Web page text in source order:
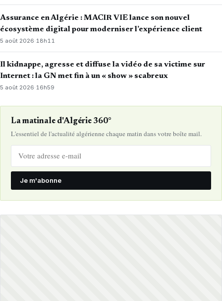
Assurance en Algérie : MACIR VIE lance son nouvel
écosystème digital pour moderniser l’expérience client
5 août 2026· 18h11
Il kidnappe, agresse et diffuse la vidéo de sa victime sur
Internet : la GN met fin à un « show » scabreux
5 août 2026·16h59
La matinale d'Algérie 360°
L'essentiel de l'actualité algérienne chaque matin dans votre boîte mail.
Je m'abonne